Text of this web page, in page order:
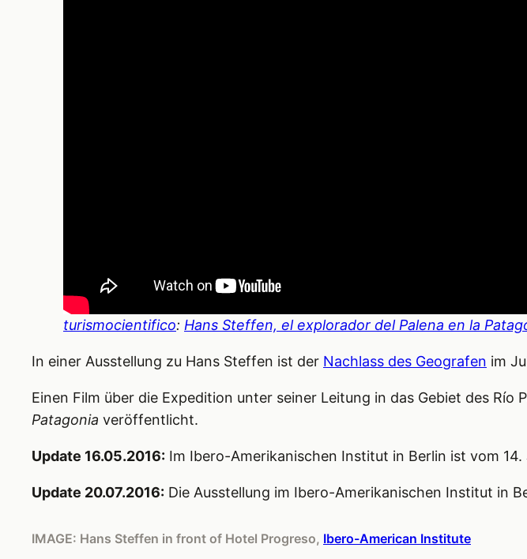
turismocientifico: Hans Steffen, el explorador del Palena en la
In einer Ausstellung zu Hans Steffen ist der Nachlass des Geografen im
Einen Film über die Expedition unter seiner Leitung in das Gebiet des Río
Patagonia veröffentlicht.
Update 16.05.2016: Im Ibero-Amerikanischen Institut in Berlin ist vom 14.
Update 20.07.2016: Die Ausstellung im Ibero-Amerikanischen Institut in
IMAGE: Hans Steffen in front of Hotel Progreso, Ibero-American Institute